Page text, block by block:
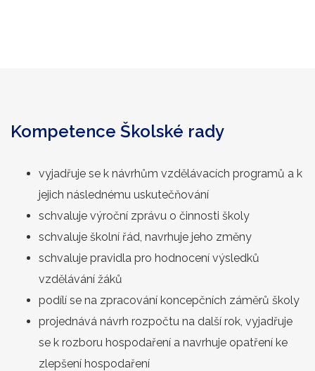
Kompetence Školské rady
vyjadřuje se k návrhům vzdělávacích programů a k
jejich následnému uskutečňování
schvaluje výroční zprávu o činnosti školy
schvaluje školní řád, navrhuje jeho změny
schvaluje pravidla pro hodnocení výsledků
vzdělávání žáků
podílí se na zpracování koncepčních záměrů školy
projednává návrh rozpočtu na další rok, vyjadřuje
se k rozboru hospodaření a navrhuje opatření ke
zlepšení hospodaření